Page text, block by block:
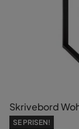
Skrivebord
SE PRISEN!